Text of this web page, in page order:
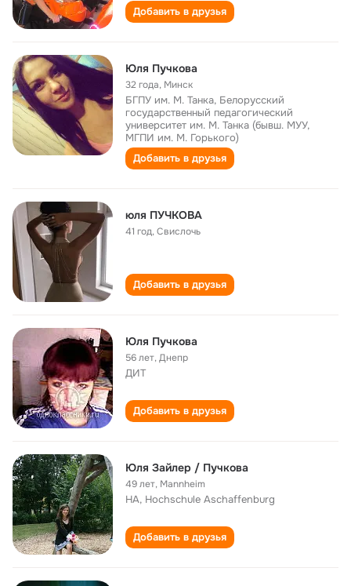
Добавить в друзья
Юля Пучкова
32 года, Минск
БГПУ им. М. Танка, Белорусский
государственный педагогический
университет им. М. Танка (бывш. МУУ,
МГПИ им. М. Горького)
Добавить в друзья
юля ПУЧКОВА
41 год,Свислочь
Добавить в друзья
Юля Пучкова
56 лет,Днепр
ДИТ
Добавить в друзья
Юля Зайлер / Пучкова
49 лет, Mannheim
HA, Hochschule Aschaffenburg
Добавить в друзья